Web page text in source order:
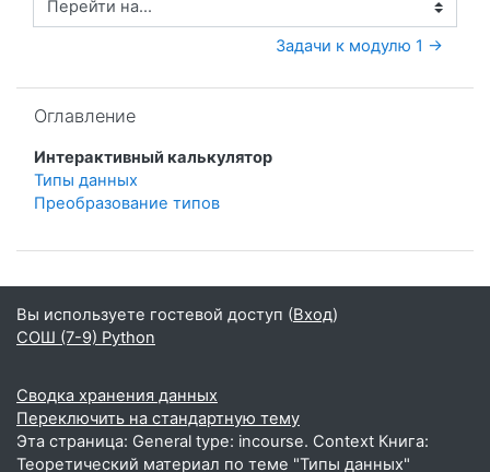
Перейти на...
Задачи к модулю 1 →
Оглавление
Интерактивный калькулятор
Типы данных
Преобразование типов
Вы используете гостевой доступ (Вход)
СОШ (7-9) Python
Сводка хранения данных
Переключить на стандартную тему
Эта страница: General type: incourse. Context Книга:
Теоретический материал по теме "Типы данных"